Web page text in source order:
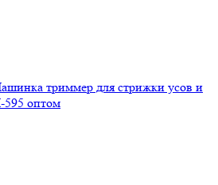
триммер для стрижки усов и
595 оптом